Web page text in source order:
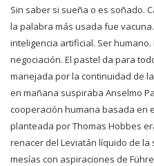
Sin saber si sueña o es soñado.
la palabra más usada fue
inteligencia artificial. Ser
negociación. El pastel da para
manejada por la continuidad de
en mañana suspiraba Anselmo
cooperación humana basada en
planteada por Thomas Hobbes
renacer del Leviatán líquido de la
mesías con aspiraciones de